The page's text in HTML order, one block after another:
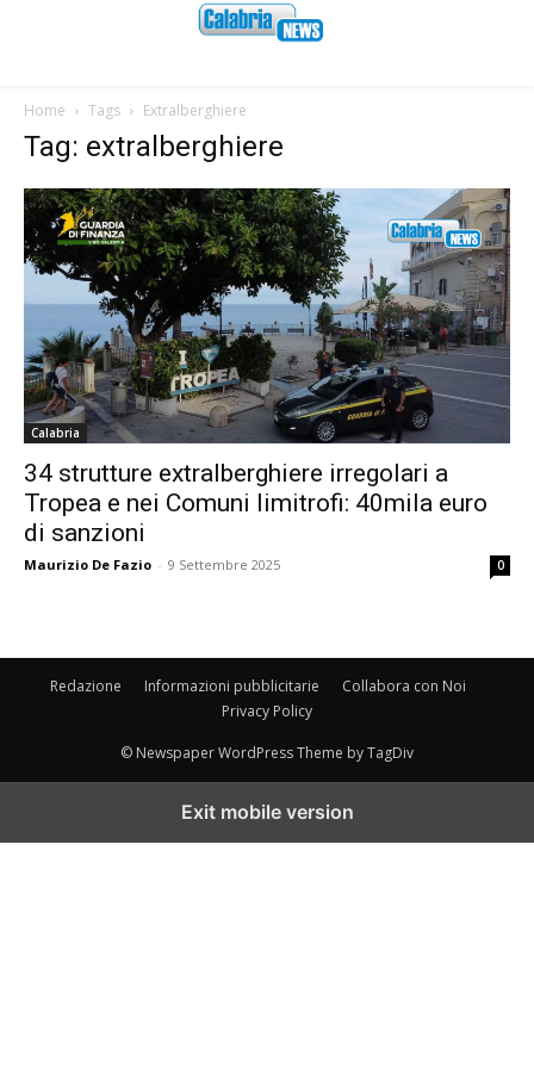
Home Tags Extralberghiere
Tag: extralberghiere
Calabria
34 strutture extralberghiere irregolari a
Tropea e nei Comuni limitrofi: 40mila euro
di sanzioni
Maurizio De Fazio - 9 Settembre 2025 0
Redazione Informazioni pubblicitarie
Collabora con Noi
Privacy Policy
© Newspaper WordPress Theme by TagDiv
Exit mobile version